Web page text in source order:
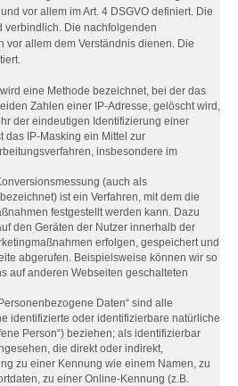
vor allem im Art. 4 DSGVO definiert. Die
Die nachfolgenden
vor allem dem Verständnis dienen. Die
eine Methode bezeichnet, bei der das
Zahlen einer IP-Adresse, gelöscht wird,
der eindeutigen Identifizierung einer
das IP-Masking ein Mittel zur
insbesondere im
(auch als
ist ein Verfahren, mit dem die
festgestellt werden kann. Dazu
den Geräten der Nutzer innerhalb der
erfolgen, gespeichert und
abgerufen. Beispielsweise können wir so
auf anderen Webseiten geschalteten
Daten“ sind alle
identifizierte oder identifizierbare natürliche
Person“) beziehen; als identifizierbar
die direkt oder indirekt,
zu einer Kennung wie einem Namen, zu
zu einer Online-Kennung (z.B.